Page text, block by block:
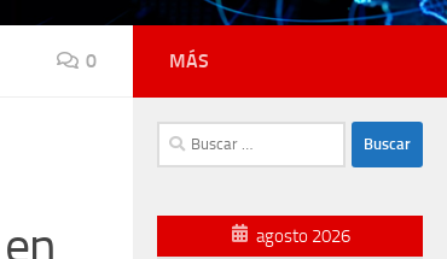
0 MÁS
Buscar:
agosto 2026